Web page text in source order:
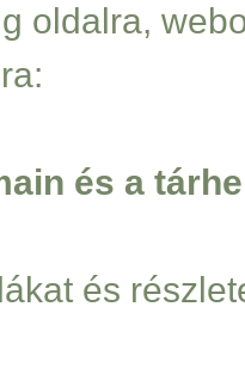
oldalra,
és a
és